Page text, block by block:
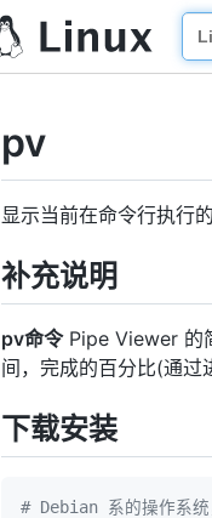
pv
显示当前在命令行执行
补充说明
pv命令Pipe Viewer 的
间，完成的百分比(通过
下载安装
# Debian 系的操作系